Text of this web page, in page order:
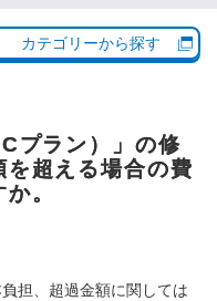
カテゴリーから探す
プラン）」の修
超える場合の費
。
担、超過金額に関しては